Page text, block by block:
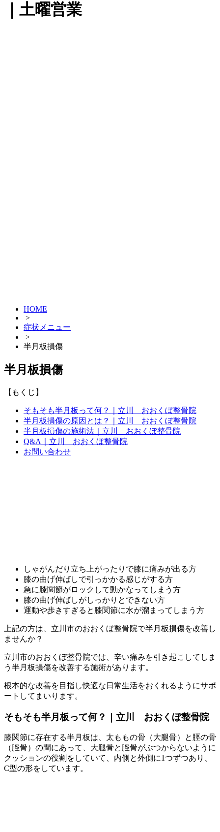
｜土曜営業
HOME
>
症状メニュー
>
半月板損傷
半月板損傷
【もくじ】
そもそも半月板って何？｜立川 おおくぼ整骨院
半月板損傷の原因とは？｜立川 おおくぼ整骨院
半月板損傷の施術法｜立川 おおくぼ整骨院
Q&A｜立川 おおくぼ整骨院
お問い合わせ
しゃがんだり立ち上がったりで膝に痛みが出る方
膝の曲げ伸ばしで引っかかる感じがする方
急に膝関節がロックして動かなってしまう方
膝の曲げ伸ばしがしっかりとできない方
運動や歩きすぎると膝関節に水が溜まってしまう方
上記の方は、立川市のおおくぼ整骨院で半月板損傷を改善し
ませんか？
立川市のおおくぼ整骨院では、辛い痛みを引き起こしてしま
う半月板損傷を改善する施術があります。
根本的な改善を目指し快適な日常生活をおくれるようにサポ
ートしてまいります。
そもそも半月板って何？｜立川 おおくぼ整骨院
膝関節に存在する半月板は、太ももの骨（大腿骨）と脛の骨
（脛骨）の間にあって、大腿骨と脛骨がぶつからないように
クッションの役割をしていて、内側と外側に1つずつあり、
C型の形をしています。